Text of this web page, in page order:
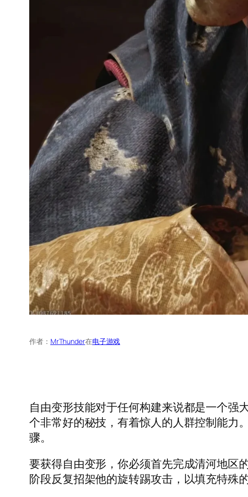
作者： MrThunder在电子游戏
自由变形技能对于任何构建来说都是一个强
个非常好的秘技，有着惊人的人群控制能力
骤。
要获得自由变形，你必须首先完成清河地区
阶段反复招架他的旋转踢攻击，以填充特殊